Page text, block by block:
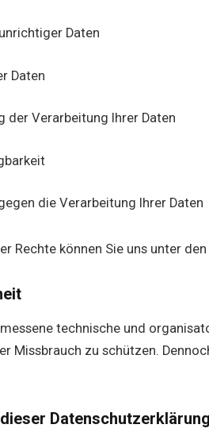
Daten
Daten
der Verarbeitung Ihrer Daten
die Verarbeitung Ihrer Daten
Rechte können Sie uns unter
technische und
Missbrauch zu schützen.
Datenschutzerklärung